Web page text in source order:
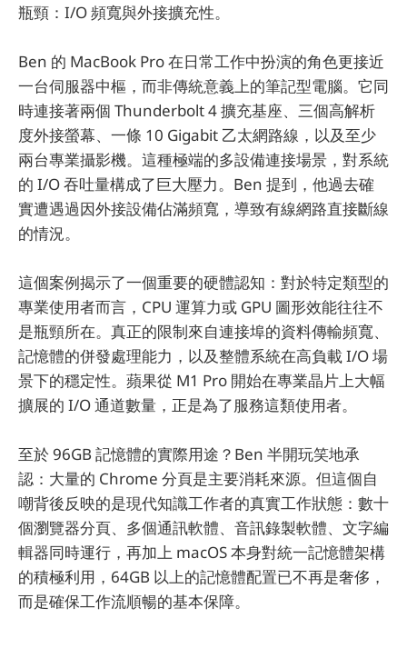
瓶頸：I/O 頻寬與外接擴充性。
Ben 的 MacBook Pro 在日常工作中扮演的角色更接近
一台伺服器中樞，而非傳統意義上的筆記型電腦。它同
時連接著兩個 Thunderbolt 4 擴充基座、三個高解析
度外接螢幕、一條 10 Gigabit 乙太網路線，以及至少
兩台專業攝影機。這種極端的多設備連接場景，對系統
的 I/O 吞吐量構成了巨大壓力。Ben 提到，他過去確
實遭遇過因外接設備佔滿頻寬，導致有線網路直接斷線
的情況。
這個案例揭示了一個重要的硬體認知：對於特定類型的
專業使用者而言，CPU 運算力或 GPU 圖形效能往往不
是瓶頸所在。真正的限制來自連接埠的資料傳輸頻寬、
記憶體的併發處理能力，以及整體系統在高負載 I/O 場
景下的穩定性。蘋果從 M1 Pro 開始在專業晶片上大幅
擴展的 I/O 通道數量，正是為了服務這類使用者。
至於 96GB 記憶體的實際用途？Ben 半開玩笑地承
認：大量的 Chrome 分頁是主要消耗來源。但這個自
嘲背後反映的是現代知識工作者的真實工作狀態：數十
個瀏覽器分頁、多個通訊軟體、音訊錄製軟體、文字編
輯器同時運行，再加上 macOS 本身對統一記憶體架構
的積極利用，64GB 以上的記憶體配置已不再是奢侈，
而是確保工作流順暢的基本保障。